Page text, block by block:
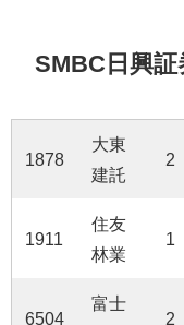
SMBC日興
1878
大東
建託
2
1911
住友
林業
1
6504
富士
2